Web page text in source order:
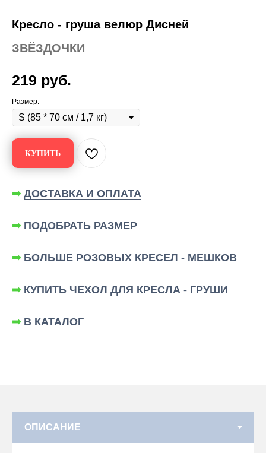
Кресло - груша велюр Дисней
ЗВЁЗДОЧКИ
219 руб.
Размер:
КУПИТЬ
➡ ДОСТАВКА И ОПЛАТА
➡ ПОДОБРАТЬ РАЗМЕР
➡ БОЛЬШЕ РОЗОВЫХ КРЕСЕЛ - МЕШКОВ
➡ КУПИТЬ ЧЕХОЛ ДЛЯ КРЕСЛА - ГРУШИ
➡ В КАТАЛОГ